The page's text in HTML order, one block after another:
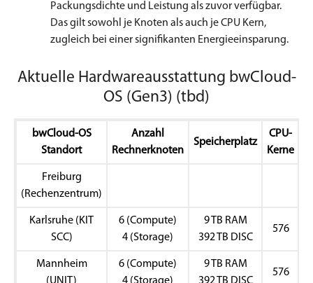
Packungsdichte und Leistung als zuvor verfügbar.
Das gilt sowohl je Knoten als auch je CPU Kern,
zugleich bei einer signifikanten Energieeinsparung.
Aktuelle Hardwareausstattung bwCloud-
OS (Gen3) (tbd)
bwCloud-OS
Standort
Anzahl
Rechnerknoten
Speicherplatz
CPU-
Kerne
Freiburg
(Rechenzentrum)
Karlsruhe (KIT
SCC)
6 (Compute)
4 (Storage)
9 TB RAM
392 TB DISC
576
Mannheim
6 (Compute)
9 TB RAM
576